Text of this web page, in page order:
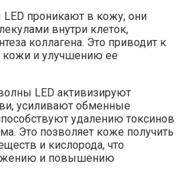
проникают в кожу, они
внутри клеток,
коллагена. Это приводит к
кожи и улучшению ее
LED активизируют
усиливают обменные
удалению токсинов
Это позволяет коже получить
и кислорода, что
и повышению